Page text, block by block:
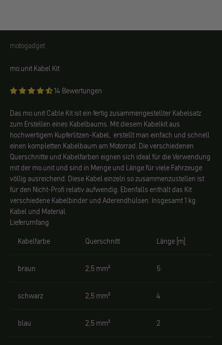
motogadget
motogadget
mo.unit Kabel Kit
14 Bewertungen
Das mo.unit Cable Kit ist ein fertig zusammengestellter Kabelsatz
zum Erstellen eines Kabelbaums. Mit diesem Kabelkit aus
hochwertigem Kupferlitzen-Kabel, erstellt man einfach und schnell
einen kompletten Kabelbaum am Motorrad. Die verschiedenen
Querschnitte und Kabelfarben eignen sich ideal für die Verwendung
mit der mo.unit und sind in Menge und Länge für viele Fahrzeuge
völlig ausreichend. Diese Kabel einzeln so zusammenzustellen ist
für den Nicht-Profi relativ aufwendig. Ebenfalls enthält das Kit
verschiedene Kabelbinder und Aderendhülsen. Insgesamt 1 kg
Kabel und Material.
Lieferumfang
Kabelfarbe
Querschnitt Länge [m]
braun 2,5 mm² 5
schwarz 2,5 mm² 4
blau 2,5 mm² 2